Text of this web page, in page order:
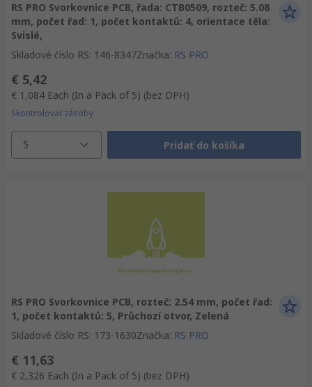
RS PRO Svorkovnice PCB, řada: CTB0509, rozteč: 5.08
mm, počet řad: 1, počet kontaktů: 4, orientace těla:
Svislé,
Skladové číslo RS: 146-8347Značka: RS PRO
€ 5,42
€ 1,084 Each (In a Pack of 5) (bez DPH)
Skontrolovať zásoby
5 Pridať do košíka
RS PRO Svorkovnice PCB, rozteč: 2.54 mm, počet řad:
1, počet kontaktů: 5, Průchozí otvor, Zelená
Skladové číslo RS: 173-1630Značka: RS PRO
€ 11,63
€ 2,326 Each (In a Pack of 5) (bez DPH)